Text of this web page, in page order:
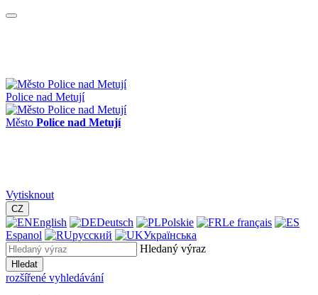
Police nad Metují
Město Police nad Metují
Vytisknout
CZ
English Deutsch Polskie
Le français
Espanol
русский
Українська
Hledaný výraz
Hledat
rozšířené vyhledávání